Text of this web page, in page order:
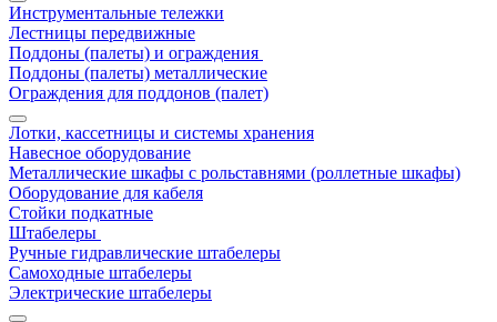
Инструментальные тележки
Лестницы передвижные
Поддоны (палеты) и ограждения
Поддоны (палеты) металлические
Ограждения для поддонов (палет)
Лотки, кассетницы и системы хранения
Навесное оборудование
Металлические шкафы с рольставнями (роллетные шкафы)
Оборудование для кабеля
Стойки подкатные
Штабелеры
Ручные гидравлические штабелеры
Самоходные штабелеры
Электрические штабелеры